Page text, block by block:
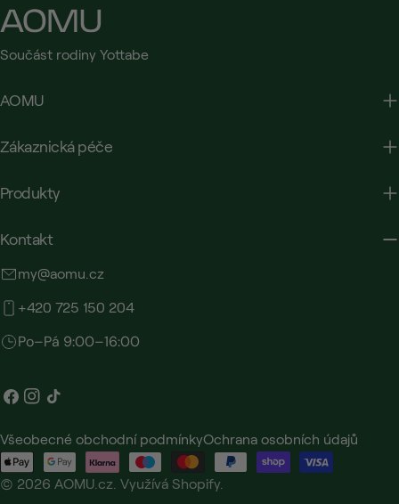
Součást rodiny Yottabe
AOMU
Zákaznická péče
Produkty
Kontakt
my@aomu.cz
+420 725 150 204
Po–Pá 9:00–16:00
Facebook
Instagram
Tik
© 2026 AOMU.cz Využívá Shopify.
Všeobecné obchodní podmínkyOchrana osobních údajů
Platební
metody